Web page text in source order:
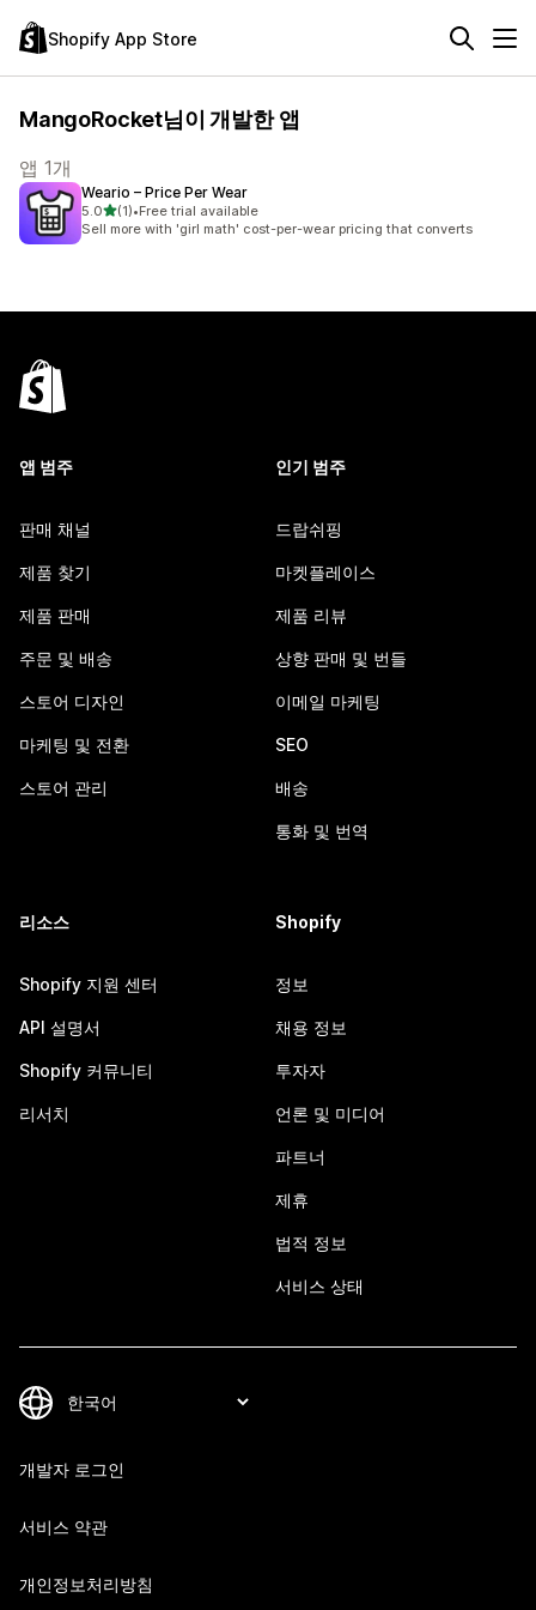
Shopify App Store
MangoRocket님이 개발한 앱
앱 1개
Weario – Price Per Wear
5.0별 5개 중
(1)
총 리뷰 1개
•Free trial available
Sell more with 'girl math' cost-per-wear pricing that converts
앱 범주
판매 채널
제품 찾기
제품 판매
주문 및 배송
스토어 디자인
마케팅 및 전환
스토어 관리
인기 범주
드랍쉬핑
마켓플레이스
제품 리뷰
상향 판매 및 번들
이메일 마케팅
SEO
배송
통화 및 번역
리소스
Shopify 지원 센터
API 설명서
Shopify 커뮤니티
리서치
Shopify
정보
채용 정보
투자자
언론 및 미디어
파트너
제휴
법적 정보
서비스 상태
개발자 로그인
서비스 약관
개인정보처리방침